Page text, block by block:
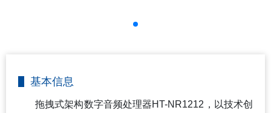
基本信息
拖拽式架构数字音频处理器HT-NR1212 ，以技术创